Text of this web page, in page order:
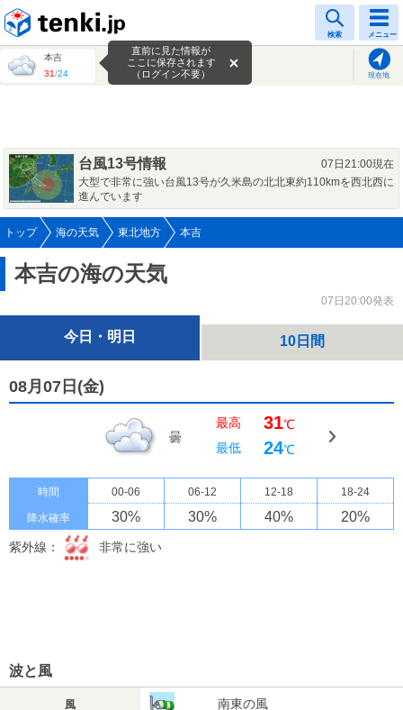
検索 メニュー
本吉
31/24 現在地
直前に見た情報が
ここに保存されます
（ログイン不要）
台風13号情報
07日21:00現在
大型で非常に強い台風13号が久米島の北北東約110kmを西北西に
進んでいます
トップ 海の天気 東北地方 本吉
本吉の海の天気
07日20:00発表
今日・明日 10日間
08月07日(金)
曇
最高 31℃
最低
24℃
時間 00-06 06-12 12-18 18-24
降水確率 30% 30% 40% 20%
紫外線： 非常に強い
波と風
風 南東の風